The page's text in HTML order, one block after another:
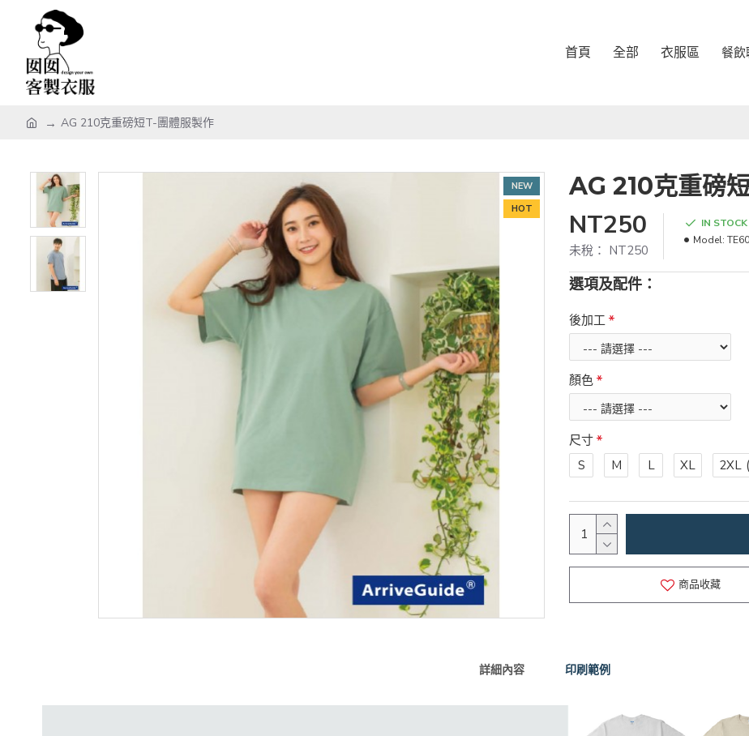
首頁 全部 衣服區 餐飲
AG 210克重磅短T-團體服製作
NEW
HOT
AG 210克重磅
NT250
未稅： NT250
IN STOCK
Model:
選項及配件：
後加工
顏色
尺寸
S
M L XL 2XL
商品收藏
詳細內容 印刷範例